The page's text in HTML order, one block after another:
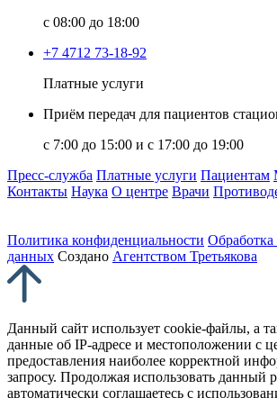
с 08:00 до 18:00
+7 4712 73-18-92
Платные услуги
Приём передач для пациентов
с 7:00 до 15:00 и с 17:00 до 19:00
Пресс-служба Платные услуги Пациентам
Контакты Наука О центре Врачи
Политика конфиденциальности
данных Создано Агентством Третьякова
Данный сайт использует cookie-файлы, а
данные об IP-адресе и местоположении с
предоставления наиболее корректной
запросу. Продолжая использовать данный
автоматически соглашаетесь с